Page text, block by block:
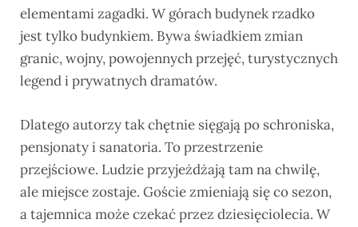
elementami zagadki. W górach budynek rzadko
jest tylko budynkiem. Bywa świadkiem zmian
granic, wojny, powojennych przejęć, turystycznych
legend i prywatnych dramatów.
Dlatego autorzy tak chętnie sięgają po schroniska,
pensjonaty i sanatoria. To przestrzenie
przejściowe. Ludzie przyjeżdżają tam na chwilę,
ale miejsce zostaje. Goście zmieniają się co sezon,
a tajemnica może czekać przez dziesięciolecia. W